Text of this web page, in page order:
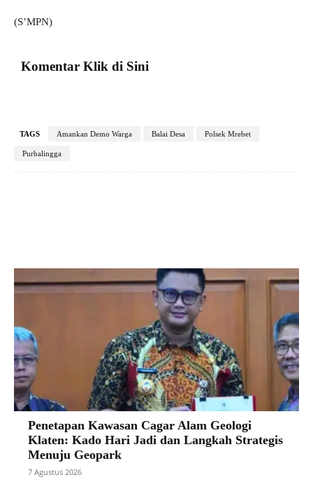
(S’MPN)
Komentar Klik di Sini
TAGS Amankan Demo Warga Balai Desa Polsek Mrebet
Purbalingga
Penetapan Kawasan Cagar Alam Geologi
Klaten: Kado Hari Jadi dan Langkah Strategis
Menuju Geopark
7 Agustus 2026